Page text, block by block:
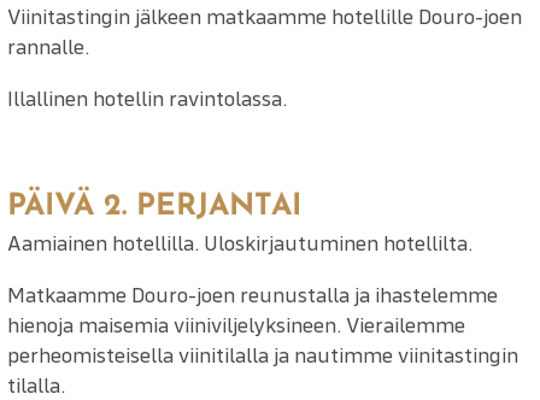
Viinitastingin jälkeen matkaamme hotellille Douro-joen
rannalle.
Illallinen hotellin ravintolassa.
PÄIVÄ 2. PERJANTAI
Aamiainen hotellilla. Uloskirjautuminen hotellilta.
Matkaamme Douro-joen reunustalla ja ihastelemme
hienoja maisemia viiniviljelyksineen. Vierailemme
perheomisteisella viinitilalla ja nautimme viinitastingin
tilalla.